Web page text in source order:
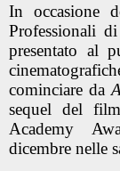
In occasione
Professionali
presentato al
cominciare da
sequel del
Academy
dicembre nelle